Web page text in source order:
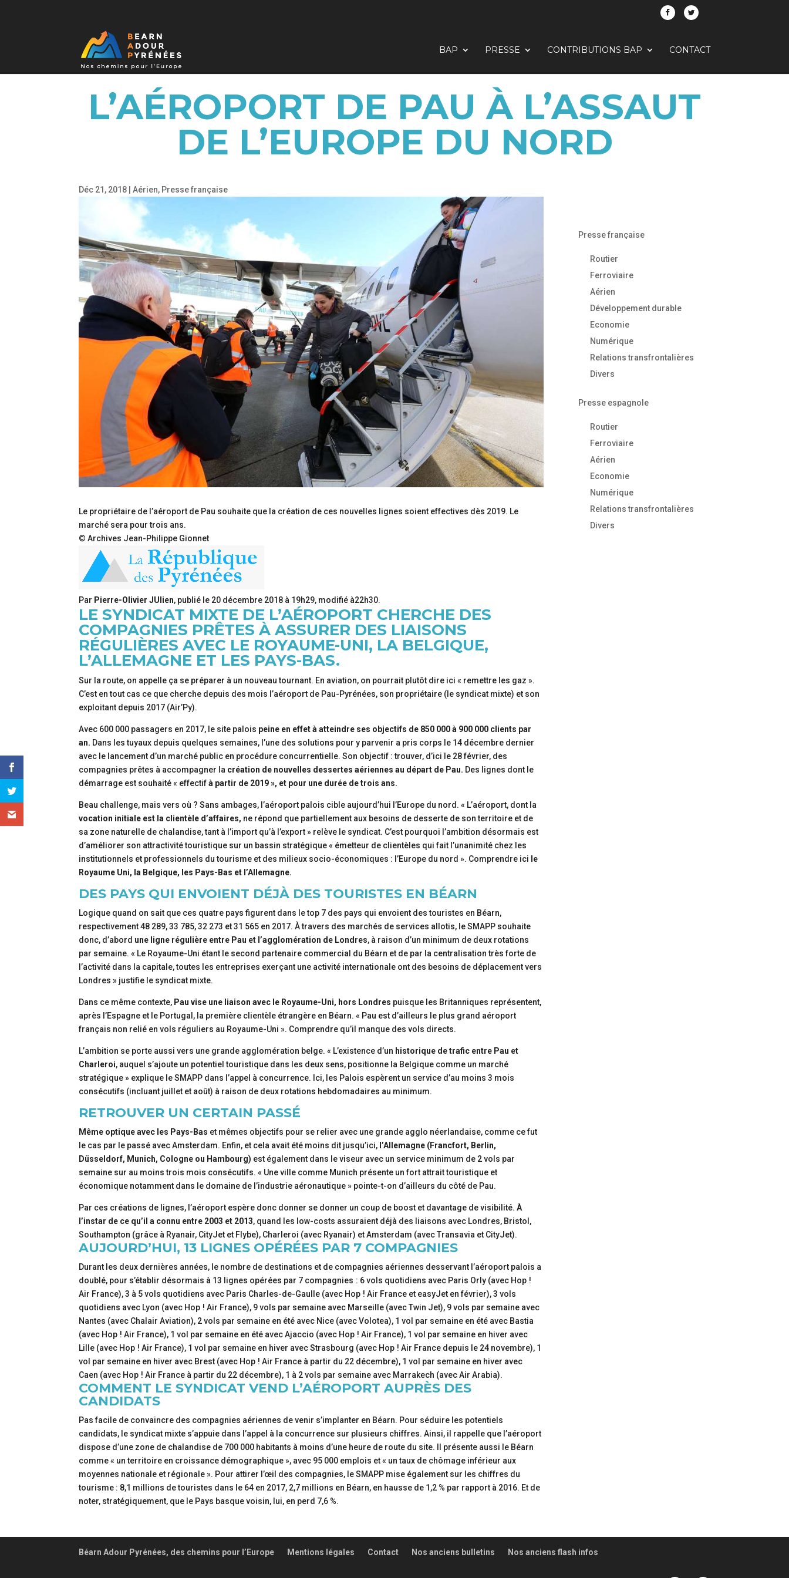
BAP PRESSE CONTRIBUTIONS BAP CONTACT
L’AÉROPORT DE PAU À L’ASSAUT
DE L’EUROPE DU NORD
Déc 21, 2018 |Aérien, Presse française
Le propriétaire de l’aéroport de Pau souhaite que la création de ces nouvelles lignes soient effectives dès 2019. Le
marché sera pour trois ans.
© Archives Jean-Philippe Gionnet
Par Pierre-Olivier JUlien, publié le 20 décembre 2018 à 19h29, modifié à22h30.
LE SYNDICAT MIXTE DE L’AÉROPORT CHERCHE DES
COMPAGNIES PRÊTES À ASSURER DES LIAISONS
RÉGULIÈRES AVEC LE ROYAUME-UNI, LA BELGIQUE,
L’ALLEMAGNE ET LES PAYS-BAS.
Sur la route, on appelle ça se préparer à un nouveau tournant. En aviation, on pourrait plutôt dire ici « remettre les gaz ».
C’est en tout cas ce que cherche depuis des mois l’aéroport de Pau-Pyrénées, son propriétaire (le syndicat mixte) et son
exploitant depuis 2017 (Air’Py).
Avec 600 000 passagers en 2017, le site palois peine en effet à atteindre ses objectifs de 850 000 à 900 000 clients par
an. Dans les tuyaux depuis quelques semaines, l’une des solutions pour y parvenir a pris corps le 14 décembre dernier
avec le lancement d’un marché public en procédure concurrentielle. Son objectif : trouver, d’ici le 28 février, des
compagnies prêtes à accompagner la création de nouvelles dessertes aériennes au départ de Pau. Des lignes dont le
démarrage est souhaité « effectifà partir de 2019 », et pour une durée de trois ans.
Beau challenge, mais vers où ? Sans ambages, l’aéroport palois cible aujourd’hui l’Europe du nord. « L’aéroport, dont la
vocation initiale est la clientèle d’affaires, ne répond que partiellement aux besoins de desserte de son territoire et de
sa zone naturelle de chalandise, tant à l’import qu’à l’export » relève le syndicat. C’est pourquoi l’ambition désormais est
d’améliorer son attractivité touristique sur un bassin stratégique « émetteur de clientèles qui fait l’unanimité chez les
institutionnels et professionnels du tourisme et des milieux socio-économiques : l’Europe du nord ». Comprendre ici le
Royaume Uni, la Belgique, les Pays-Bas et l’Allemagne.
DES PAYS QUI ENVOIENT DÉJÀ DES TOURISTES EN BÉARN
Logique quand on sait que ces quatre pays figurent dans le top 7 des pays qui envoient des touristes en Béarn,
respectivement 48 289, 33 785, 32 273 et 31 565 en 2017. À travers des marchés de services allotis, le SMAPP souhaite
donc, d’abord une ligne régulière entre Pau et l’agglomération de Londres, à raison d’un minimum de deux rotations
par semaine. « Le Royaume-Uni étant le second partenaire commercial du Béarn et de par la centralisation très forte de
l’activité dans la capitale, toutes les entreprises exerçant une activité internationale ont des besoins de déplacement vers
Londres » justifie le syndicat mixte.
Dans ce même contexte, Pau vise une liaison avec le Royaume-Uni, hors Londres puisque les Britanniques représentent,
après l’Espagne et le Portugal, la première clientèle étrangère en Béarn. « Pau est d’ailleurs le plus grand aéroport
français non relié en vols réguliers au Royaume-Uni ». Comprendre qu’il manque des vols directs.
L’ambition se porte aussi vers une grande agglomération belge. « L’existence d’un historique de trafic entre Pau et
Charleroi, auquel s’ajoute un potentiel touristique dans les deux sens, positionne la Belgique comme un marché
stratégique » explique le SMAPP dans l’appel à concurrence. Ici, les Palois espèrent un service d’au moins 3 mois
consécutifs (incluant juillet et août) à raison de deux rotations hebdomadaires au minimum.
RETROUVER UN CERTAIN PASSÉ
Même optique avec les Pays-Bas et mêmes objectifs pour se relier avec une grande agglo néerlandaise, comme ce fut
le cas par le passé avec Amsterdam. Enfin, et cela avait été moins dit jusqu’ici, l’Allemagne (Francfort, Berlin,
Düsseldorf, Munich, Cologne ou Hambourg) est également dans le viseur avec un service minimum de 2 vols par
semaine sur au moins trois mois consécutifs. « Une ville comme Munich présente un fort attrait touristique et
économique notamment dans le domaine de l’industrie aéronautique » pointe-t-on d’ailleurs du côté de Pau.
Par ces créations de lignes, l’aéroport espère donc donner se donner un coup de boost et davantage de visibilité.À
l’instar de ce qu’il a connu entre 2003 et 2013, quand les low-costs assuraient déjà des liaisons avec Londres, Bristol,
Southampton (grâce à Ryanair, CityJet et Flybe), Charleroi (avec Ryanair) et Amsterdam (avec Transavia et CityJet).
AUJOURD’HUI, 13 LIGNES OPÉRÉES PAR 7 COMPAGNIES
Durant les deux dernières années, le nombre de destinations et de compagnies aériennes desservant l’aéroport palois a
doublé, pour s’établir désormais à 13 lignes opérées par 7 compagnies : 6 vols quotidiens avec Paris Orly (avec Hop !
Air France), 3 à 5 vols quotidiens avec Paris Charles-de-Gaulle (avec Hop ! Air France et easyJet en février), 3 vols
quotidiens avec Lyon (avec Hop ! Air France), 9 vols par semaine avec Marseille (avec Twin Jet), 9 vols par semaine avec
Nantes (avec Chalair Aviation), 2 vols par semaine en été avec Nice (avec Volotea), 1 vol par semaine en été avec Bastia
(avec Hop ! Air France), 1 vol par semaine en été avec Ajaccio (avec Hop ! Air France), 1 vol par semaine en hiver avec
Lille (avec Hop ! Air France), 1 vol par semaine en hiver avec Strasbourg (avec Hop ! Air France depuis le 24 novembre), 1
vol par semaine en hiver avec Brest (avec Hop ! Air France à partir du 22 décembre), 1 vol par semaine en hiver avec
Caen (avec Hop ! Air France à partir du 22 décembre), 1 à 2 vols par semaine avec Marrakech (avec Air Arabia).
COMMENT LE SYNDICAT VEND L’AÉROPORT AUPRÈS DES
CANDIDATS
Pas facile de convaincre des compagnies aériennes de venir s’implanter en Béarn. Pour séduire les potentiels
candidats, le syndicat mixte s’appuie dans l’appel à la concurrence sur plusieurs chiffres. Ainsi, il rappelle que l’aéroport
dispose d’une zone de chalandise de 700 000 habitants à moins d’une heure de route du site. Il présente aussi le Béarn
comme « un territoire en croissance démographique », avec 95 000 emplois et « un taux de chômage inférieur aux
moyennes nationale et régionale ». Pour attirer l’œil des compagnies, le SMAPP mise également sur les chiffres du
tourisme : 8,1 millions de touristes dans le 64 en 2017, 2,7 millions en Béarn, en hausse de 1,2 % par rapport à 2016. Et de
noter, stratégiquement, que le Pays basque voisin, lui, en perd 7,6 %.
Presse française
Routier
Ferroviaire
Aérien
Développement durable
Economie
Numérique
Relations transfrontalières
Divers
Presse espagnole
Routier
Ferroviaire
Aérien
Economie
Numérique
Relations transfrontalières
Divers
Béarn Adour Pyrénées, des chemins pour l’Europe Mentions légales Contact Nos anciens bulletins Nos anciens flash infos